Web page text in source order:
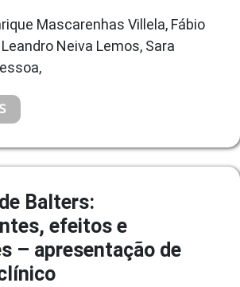
Mascarenhas Villela, Fábio
Neiva Lemos, Sara
Balters:
efeitos e
– apresentação de